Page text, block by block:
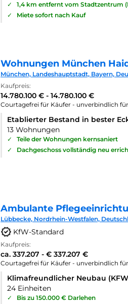
✓
1,4 km entfernt vom Stadtzentrum
✓
Miete sofort nach Kauf
Wohnungen München
München, Landeshauptstadt, Bayern,
Kaufpreis:
14.780.100 € - 14.780.100 €
Courtagefrei für Käufer - unverbindlich für
Etablierter Bestand in bester
13 Wohnungen
✓
Teile der Wohnungen kernsaniert
✓
Dachgeschoss vollständig neu
Ambulante
Lübbecke, Nordrhein-Westfalen,
KfW-Standard
Kaufpreis:
ca. 337.207 - € 337.207 €
Courtagefrei für Käufer - unverbindlich für
Klimafreundlicher Neubau
24 Einheiten
✓
Bis zu 150.000 € Darlehen